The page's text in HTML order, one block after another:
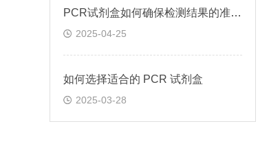
PCR试剂盒如何确保检测结果的准确性和可靠性
2025-04-25
如何选择适合的 PCR 试剂盒
2025-03-28